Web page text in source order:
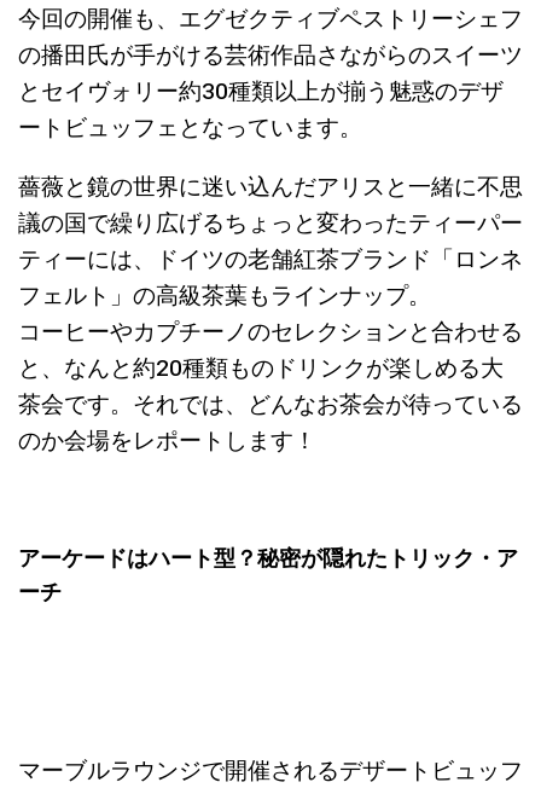
今回の開催も、エグゼクティブペストリーシェフ
の播田氏が手がける芸術作品さながらのスイーツ
とセイヴォリー約30種類以上が揃う魅惑のデザ
ートビュッフェとなっています。
薔薇と鏡の世界に迷い込んだアリスと一緒に不思
議の国で繰り広げるちょっと変わったティーパー
ティーには、ドイツの老舗紅茶ブランド「ロンネ
フェルト」の高級茶葉もラインナップ。
コーヒーやカプチーノのセレクションと合わせる
と、なんと約20種類ものドリンクが楽しめる大
茶会です。それでは、どんなお茶会が待っている
のか会場をレポートします！
アーケードはハート型？秘密が隠れたトリック・ア
ーチ
マーブルラウンジで開催されるデザートビュッフ